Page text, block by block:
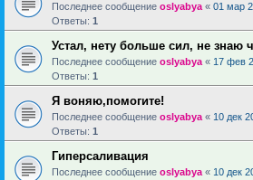
Последнее сообщение oslyabya « 01 мар
Ответы: 1
Устал, нету больше сил, не знаю
Последнее сообщение oslyabya « 17 фев
Ответы: 1
Я воняю,помогите!
Последнее сообщение oslyabya « 10 дек
Ответы: 1
Гиперсаливация
Последнее сообщение oslyabya « 10 дек